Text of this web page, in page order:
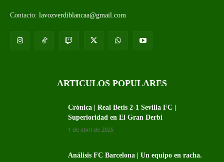
Contacto: lavozverdiblancaa@gmail.com
ARTICULOS POPULARES
Crónica | Real Betis 2-1 Sevilla FC |
Superioridad en El Gran Derbi
1 de abril de 2025
Análisis FC Barcelona | Un equipo en racha.